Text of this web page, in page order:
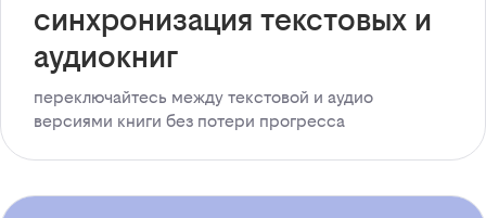
синхронизация текстовых и
аудиокниг
переключайтесь между текстовой и аудио
версиями книги без потери прогресса